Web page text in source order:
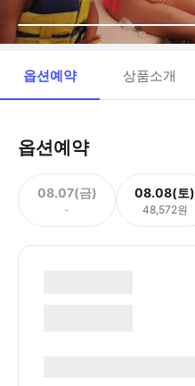
옵션예약 상품소개
옵션예약
08.07(금)
-
08.08(토)
48,572원